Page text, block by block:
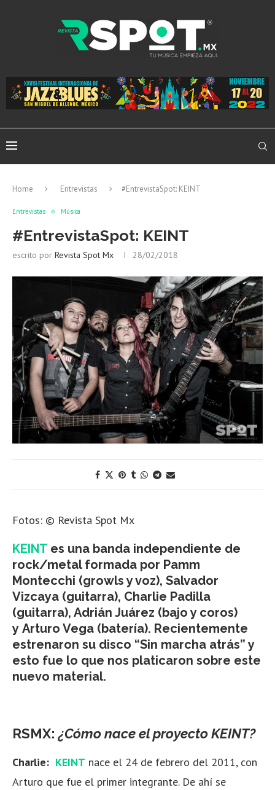
Home Entrevistas #EntrevistaSpot: KEINT
Entrevistas Música
#EntrevistaSpot: KEINT
escrito por Revista Spot Mx 28/02/2018
Fotos: © Revista Spot Mx
KEINT es una banda independiente de
rock/metal formada por Pamm
Montecchi (growls y voz), Salvador
Vizcaya (guitarra), Charlie Padilla
(guitarra), Adrián Juárez (bajo y coros)
y Arturo Vega (batería). Recientemente
estrenaron su disco “Sin marcha atrás” y
esto fue lo que nos platicaron sobre este
nuevo material.
RSMX:¿Cómo nace el proyecto KEINT?
Charlie: KEINT nace el 24 de febrero del 2011, con
Arturo que fue el primer integrante. De ahí se